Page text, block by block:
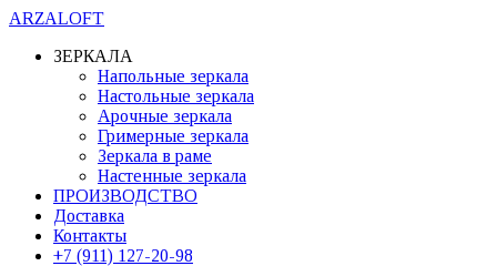
ARZALOFT
ЗЕРКАЛА
Напольные зеркала
Настольные зеркала
Арочные зеркала
Гримерные зеркала
Зеркала в раме
Настенные зеркала
ПРОИЗВОДСТВО
Доставка
Контакты
+7 (911) 127-20-98